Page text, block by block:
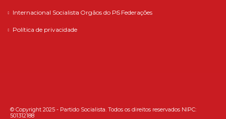
Internacional Socialista Orgãos do PS Federações
Política de privacidade
© Copyright 2025 - Partido Socialista. Todos os direitos reservados NIPC:
501312188